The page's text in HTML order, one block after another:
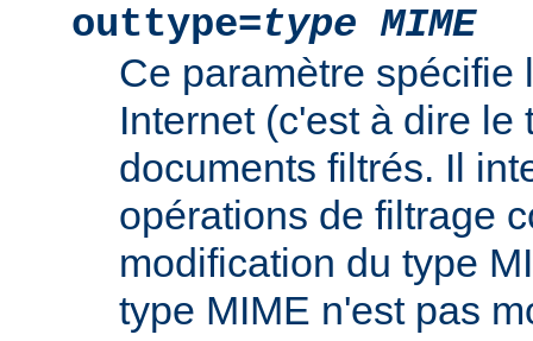
outtype=type MIME
Ce paramètre spécifie
Internet (c'est à dire le
documents filtrés. Il
opérations de filtrage
modification du type
type MIME n'est pas